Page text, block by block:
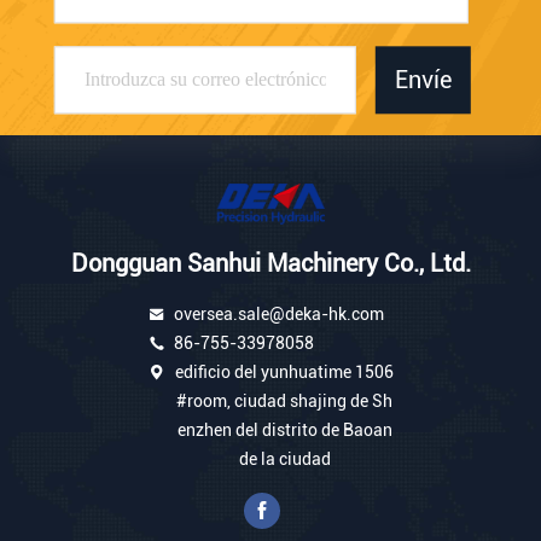
Envíe
Dongguan Sanhui Machinery Co., Ltd.
oversea.sale@deka-hk.com
86-755-33978058
edificio del yunhuatime 1506
#room, ciudad shajing de Sh
enzhen del distrito de Baoan
de la ciudad